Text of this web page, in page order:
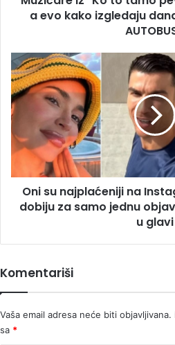
danas:
Jedan
je
VOZAČ
AUTOBUSA
a evo kako izgledaju
Oni
su
najplaćeniji
na
Instagramu:
Od
cifre
dobiju
samo
zavrtjet
vam
se
glavi
Oni su najplaćeniji na
dobiju za samo jednu
u glavi
Komentariši
Vaša email adresa neće biti objavljivana.
sa *